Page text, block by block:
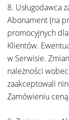
8. Usługodawca
Abonament (na
promocyjnych
Klientów.
w Serwisie.
należności
zaakceptowali
Zamówieniu ceną.